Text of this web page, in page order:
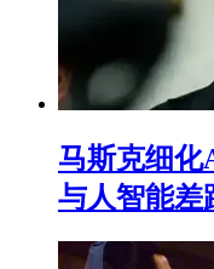
马斯克细
与人智能差